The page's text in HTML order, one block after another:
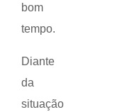
bom
tempo.
Diante
da
situação